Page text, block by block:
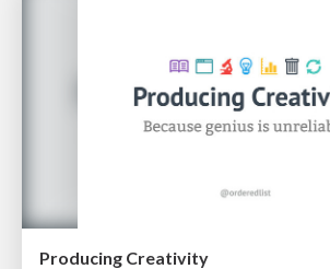
Producing Creativity